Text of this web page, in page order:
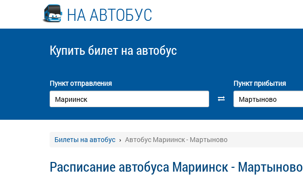
НА АВТОБУС
Купить билет на автобус
Пункт отправления Пункт прибытия
Билеты на автобус Автобус Мариинск - Мартыново
Расписание автобуса Мариинск - Мартыново